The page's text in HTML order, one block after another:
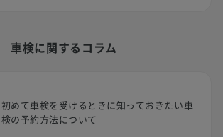
車検に関するコラム
初めて車検を受けるときに知っておきたい車
検の予約方法について